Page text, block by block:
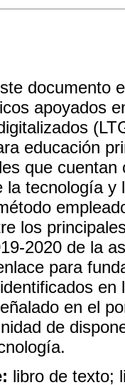
documento
apoyados
educación
que
la tecnología y
los
2020 de la
para
en el
de
libro de texto;